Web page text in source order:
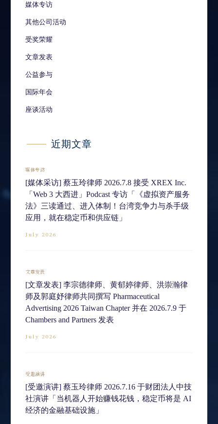
媒体专访
其他公司活动
受奖荣耀
文章发表
公益参与
国际年会
座谈活动
近期文章
媒体专访
[媒体采访] 蔡玉玲律师 2026.7.8 接受 XREX Inc.
「Web 3 大西进」Podcast 专访「《虚拟资产服务
法》三读通过、进入体制！台湾竞争力与杀手级
应用，就在稳定币和供应链」
July 2026
文章发表
[文章发表] 李宗德律师、黄郁婷律师、洪崇瀚律
师及郭庭妤律师共同撰写 Pharmaceutical
Advertising 2026 Taiwan Chapter 并在 2026.7.9 于
Chambers and Partners 发表
July 2026
受邀演讲
[受邀演讲] 蔡玉玲律师 2026.7.16 于财团法人中技
社演讲「当机器人开始赚钱花钱，稳定币将是 AI
经济的金融基础设施」